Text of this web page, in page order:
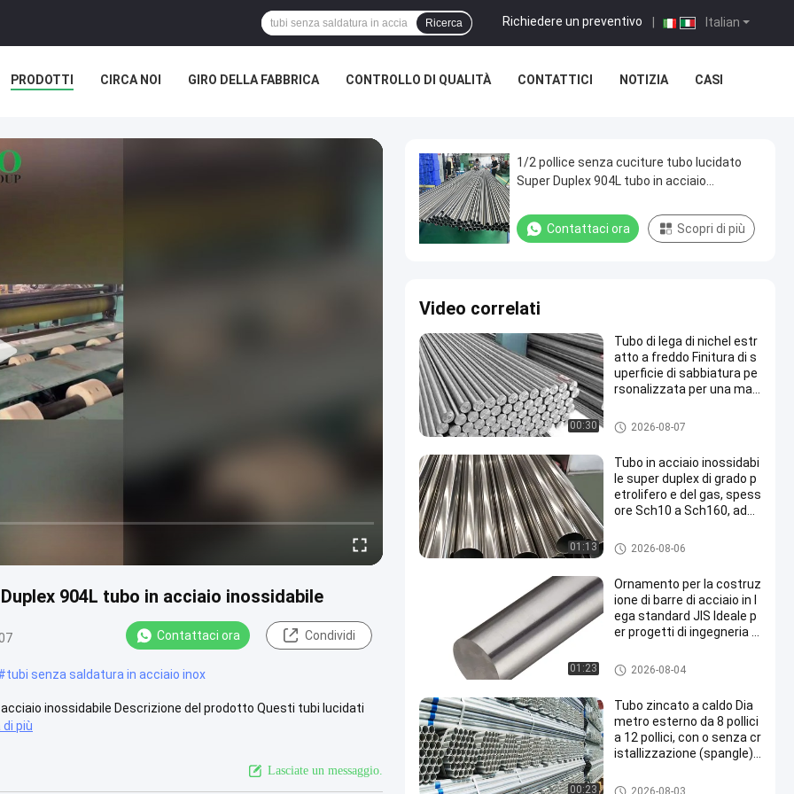
Italian
Richiedere un preventivo
Ricerca
PRODOTTI CIRCA NOI GIRO DELLA FABBRICA CONTROLLO DI QUALITÀ CONTATTICI NOTIZIA CASI
904L tubo in acciaio inossidabile
Contattaci ora Condividi
tubi senza saldatura in acciaio inox
inossidabile Descrizione del prodotto Questi tubi lucidati
di più
Lasciate un messaggio.
1/2 pollice senza cuciture tubo lucidato
Super Duplex 904L tubo in acciaio
Contattaci ora Scopri di più
Video correlati
00:30
Tubo di lega di nichel estr
atto a freddo Finitura di s
uperficie di sabbiatura pe
rsonalizzata per una mag
dalla corrosione
Tubo della lega di nichel
2026-08-07
01:13
Tubo in acciaio inossidabi
le super duplex di grado p
etrolifero e del gas, spess
ore Sch10 a Sch160, adat
difficili
tubo duplex eccellente dell'acci
aio inossidabile
2026-08-06
01:23
Ornamento per la costruz
ione di barre di acciaio in l
ega standard JIS Ideale p
er progetti di ingegneria in
santi
Tondino dell'acciaio legato
2026-08-04
00:23
Tubo zincato a caldo Dia
metro esterno da 8 pollici
a 12 pollici, con o senza cr
istallizzazione (spangle)
r applicazioni industriali
Metropolitana galvanizzata de
2026-08-03